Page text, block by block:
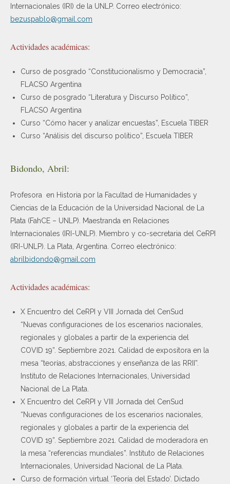
Internacionales (IRI) de la UNLP. Correo electrónico:
bezuspablo@gmail.com
Actividades académicas:
Curso de posgrado “Constitucionalismo y Democracia”,
FLACSO Argentina
Curso de posgrado “Literatura y Discurso Político”,
FLACSO Argentina
Curso “Cómo hacer y analizar encuestas”, Escuela TIBER
Curso “Análisis del discurso político”, Escuela TIBER
Bidondo, Abril:
Profesora en Historia por la Facultad de Humanidades y
Ciencias de la Educación de la Universidad Nacional de La
Plata (FahCE – UNLP). Maestranda en Relaciones
Internacionales (IRI-UNLP). Miembro y co-secretaria del CeRPI
(IRI-UNLP). La Plata, Argentina. Correo electrónico:
abrilbidondo@gmail.com
Actividades académicas:
X Encuentro del CeRPI y VIII Jornada del CenSud
“Nuevas configuraciones de los escenarios nacionales,
regionales y globales a partir de la experiencia del
COVID 19”. Septiembre 2021. Calidad de expositora en la
mesa “teorías, abstracciones y enseñanza de las RRII”.
Instituto de Relaciones Internacionales, Universidad
Nacional de La Plata.
X Encuentro del CeRPI y VIII Jornada del CenSud
“Nuevas configuraciones de los escenarios nacionales,
regionales y globales a partir de la experiencia del
COVID 19”. Septiembre 2021. Calidad de moderadora en
la mesa “referencias mundiales”. Instituto de Relaciones
Internacionales, Universidad Nacional de La Plata.
Curso de formación virtual ‘Teoría del Estado’. Dictado